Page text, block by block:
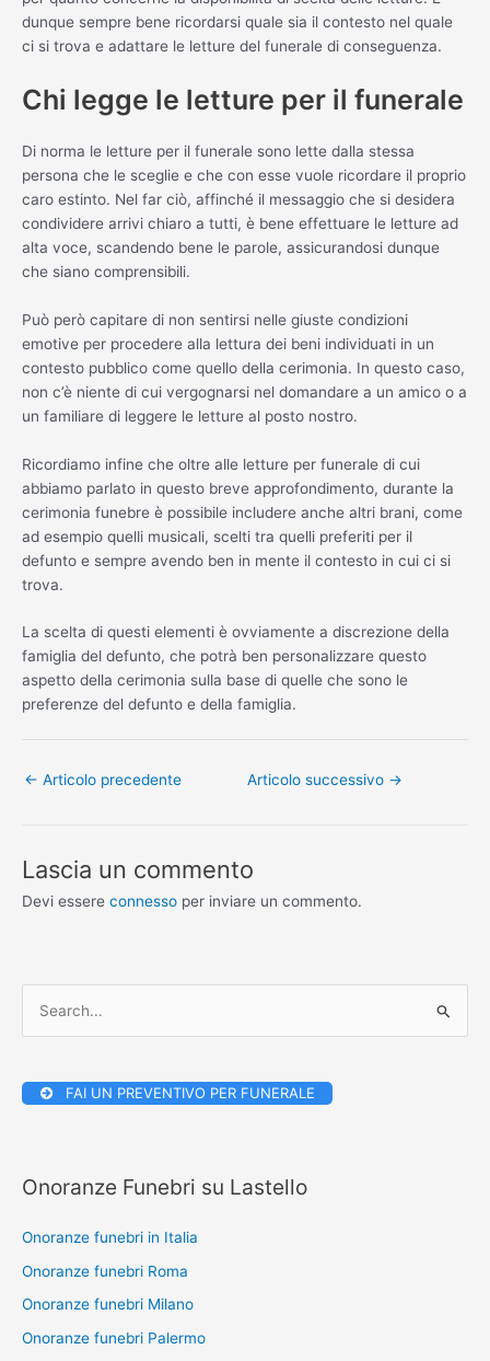
dunque sempre bene ricordarsi quale sia il contesto nel quale
ci si trova e adattare le letture del funerale di conseguenza.
Chi legge le letture per il funerale
Di norma le letture per il funerale sono lette dalla stessa
persona che le sceglie e che con esse vuole ricordare il proprio
caro estinto. Nel far ciò, affinché il messaggio che si desidera
condividere arrivi chiaro a tutti, è bene effettuare le letture ad
alta voce, scandendo bene le parole, assicurandosi dunque
che siano comprensibili.
Può però capitare di non sentirsi nelle giuste condizioni
emotive per procedere alla lettura dei beni individuati in un
contesto pubblico come quello della cerimonia. In questo caso,
non c’è niente di cui vergognarsi nel domandare a un amico o a
un familiare di leggere le letture al posto nostro.
Ricordiamo infine che oltre alle letture per funerale di cui
abbiamo parlato in questo breve approfondimento, durante la
cerimonia funebre è possibile includere anche altri brani, come
ad esempio quelli musicali, scelti tra quelli preferiti per il
defunto e sempre avendo ben in mente il contesto in cui ci si
trova.
La scelta di questi elementi è ovviamente a discrezione della
famiglia del defunto, che potrà ben personalizzare questo
aspetto della cerimonia sulla base di quelle che sono le
preferenze del defunto e della famiglia.
← Articolo precedente Articolo successivo →
Lascia un commento
Devi essere connesso per inviare un commento.
c
FAI UN PREVENTIVO PER FUNERALE
Onoranze Funebri su Lastello
Onoranze funebri in Italia
Onoranze funebri Roma
Onoranze funebri Milano
Onoranze funebri Palermo